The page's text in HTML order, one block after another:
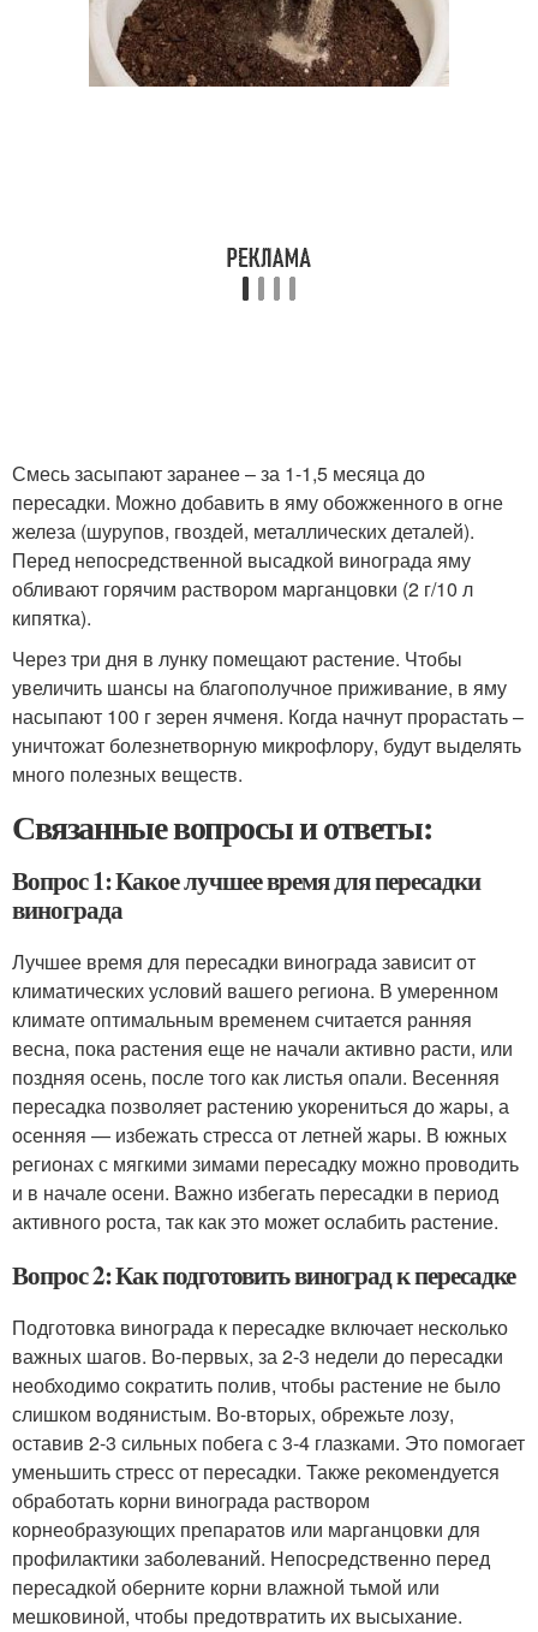
Смесь засыпают заранее – за 1-1,5 месяца до
пересадки. Можно добавить в яму обожженного в огне
железа (шурупов, гвоздей, металлических деталей).
Перед непосредственной высадкой винограда яму
обливают горячим раствором марганцовки (2 г/10 л
кипятка).
Через три дня в лунку помещают растение. Чтобы
увеличить шансы на благополучное приживание, в яму
насыпают 100 г зерен ячменя. Когда начнут прорастать –
уничтожат болезнетворную микрофлору, будут выделять
много полезных веществ.
Связанные вопросы и ответы:
Вопрос 1: Какое лучшее время для пересадки
винограда
Лучшее время для пересадки винограда зависит от
климатических условий вашего региона. В умеренном
климате оптимальным временем считается ранняя
весна, пока растения еще не начали активно расти, или
поздняя осень, после того как листья опали. Весенняя
пересадка позволяет растению укорениться до жары, а
осенняя — избежать стресса от летней жары. В южных
регионах с мягкими зимами пересадку можно проводить
и в начале осени. Важно избегать пересадки в период
активного роста, так как это может ослабить растение.
Вопрос 2: Как подготовить виноград к пересадке
Подготовка винограда к пересадке включает несколько
важных шагов. Во-первых, за 2-3 недели до пересадки
необходимо сократить полив, чтобы растение не было
слишком водянистым. Во-вторых, обрежьте лозу,
оставив 2-3 сильных побега с 3-4 глазками. Это помогает
уменьшить стресс от пересадки. Также рекомендуется
обработать корни винограда раствором
корнеобразующих препаратов или марганцовки для
профилактики заболеваний. Непосредственно перед
пересадкой оберните корни влажной тьмой или
мешковиной, чтобы предотвратить их высыхание.